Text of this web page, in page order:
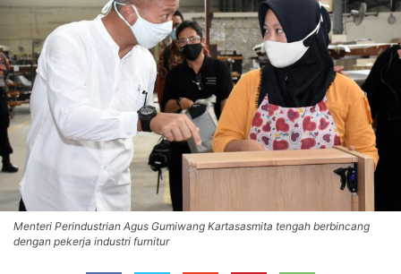
Menteri Perindustrian Agus Gumiwang Kartasasmita tengah berbincang
dengan pekerja industri furnitur